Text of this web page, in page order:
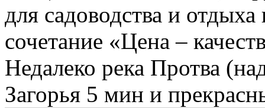
для садоводства и
сочетание «Цена –
Недалеко река Протва
Загорья 5 мин и